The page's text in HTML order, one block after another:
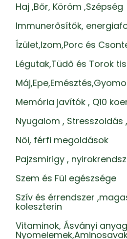
Haj ,Bőr, Köröm ,Szépség
Immunerősítők,
Ízület,Izom,Porc és
Légutak,Tüdő és Torok
Memória javítók , Q10
Nyugalom , Stresszoldás
Női, férfi megoldások
Pajzsmirigy ,
Szem és Fül egészsége
Szív és érrendszer
koleszterin
Vitaminok, Ásványi